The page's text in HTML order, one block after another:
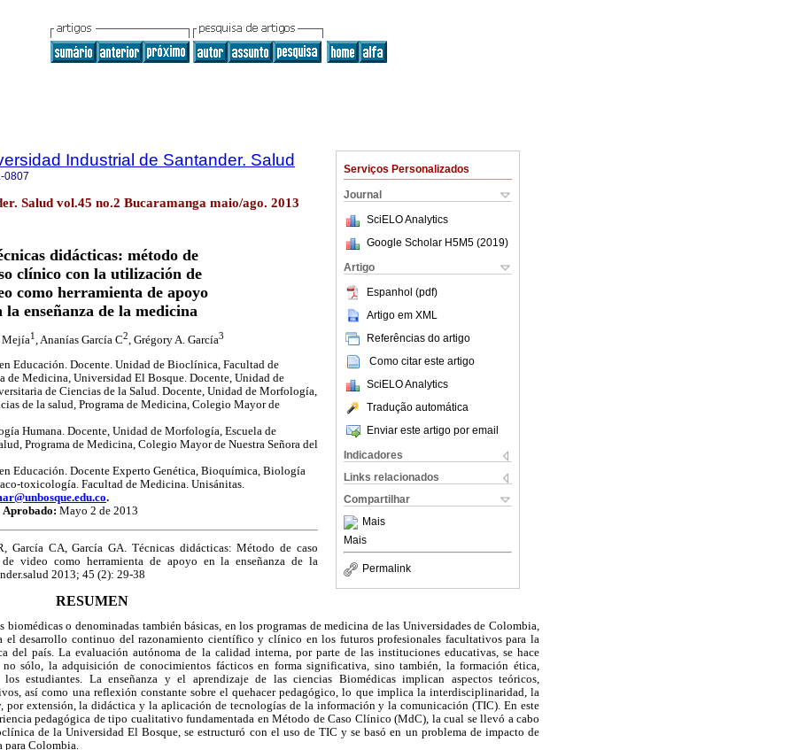
Serviços Personalizados
Journal
SciELO Analytics
Google Scholar H5M5 (2019)
Artigo
Espanhol (pdf)
Artigo em XML
Referências do artigo
Como citar este artigo
SciELO Analytics
Tradução automática
Enviar este artigo por email
Indicadores
Links relacionados
Compartilhar
Mais
Mais
Permalink
Industrial de Santander. Salud
0807
Salud vol.45 no.2 Bucaramanga maio/ago. 2013
didácticas: método de
clínico con la utilización de
como herramienta de apoyo
la enseñanza de la medicina
Mejía1 , Ananías García C2, Grégory A. García3
Educación. Docente. Unidad de Bioclínica, Facultad de
de Medicina, Universidad El Bosque. Docente, Unidad de
de Ciencias de la Salud. Docente, Unidad de Morfología,
de la salud, Programa de Medicina, Colegio Mayor de
Humana. Docente, Unidad de Morfología, Escuela de
Programa de Medicina, Colegio Mayor de Nuestra Señora del
Educación. Docente Experto Genética, Bioquímica, Biología
toxicología. Facultad de Medicina. Unisánitas.
.
Aprobado: Mayo 2 de 2013
García CA, García GA. Técnicas didácticas: Método de caso
video como herramienta de apoyo en la enseñanza de la
2013; 45 (2): 29-38
RESUMEN
biomédicas o denominadas también básicas, en los programas de medicina de las Universidades de Colombia,
el desarrollo continuo del razonamiento científico y clínico en los futuros profesionales facultativos para la
del país. La evaluación autónoma de la calidad interna, por parte de las instituciones educativas, se hace
no sólo, la adquisición de conocimientos fácticos en forma significativa, sino también, la formación ética,
estudiantes. La enseñanza y el aprendizaje de las ciencias Biomédicas implican aspectos teóricos,
así como una reflexión constante sobre el quehacer pedagógico, lo que implica la interdisciplinaridad, la
por extensión, la didáctica y la aplicación de tecnologías de la información y la comunicación (TIC). En este
pedagógica de tipo cualitativo fundamentada en Método de Caso Clínico (MdC), la cual se llevó a cabo
de la Universidad El Bosque, se estructuró con el uso de TIC y se basó en un problema de impacto de
para Colombia.